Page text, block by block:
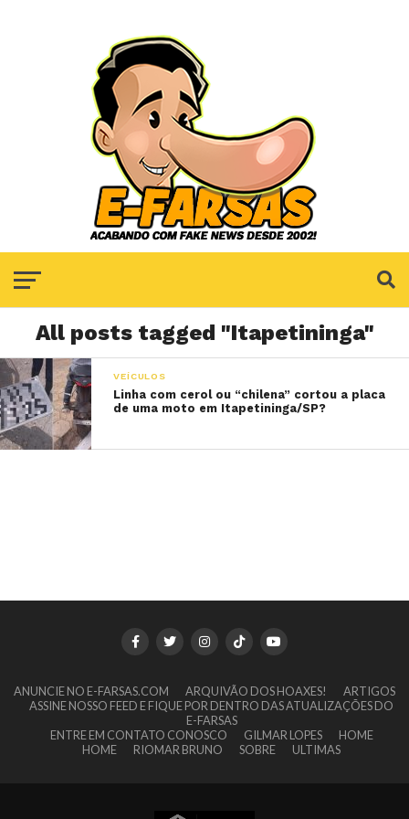
All posts tagged "Itapetininga"
VEÍCULOS
Linha com cerol ou “chilena” cortou a placa
de uma moto em Itapetininga/SP?
ANUNCIE NO E-FARSAS.COM ARQUIVÃO DOS HOAXES!
ARTIGOS
ASSINE NOSSO FEED E FIQUE POR DENTRO DAS ATUALIZAÇÕES DO
E-FARSAS
ENTRE EM CONTATO CONOSCO
GILMAR LOPES
HOME
HOME
RIOMAR BRUNO SOBRE ULTIMAS